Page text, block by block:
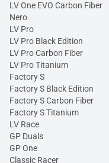
LV One EVO Carbon Fiber
Nero
LV Pro
LV Pro Black Edition
LV Pro Carbon Fiber
LV Pro Titanium
Factory S
Factory S Black Edition
Factory S Carbon Fiber
Factory S Titanium
LV Race
GP Duals
GP One
Classic Racer